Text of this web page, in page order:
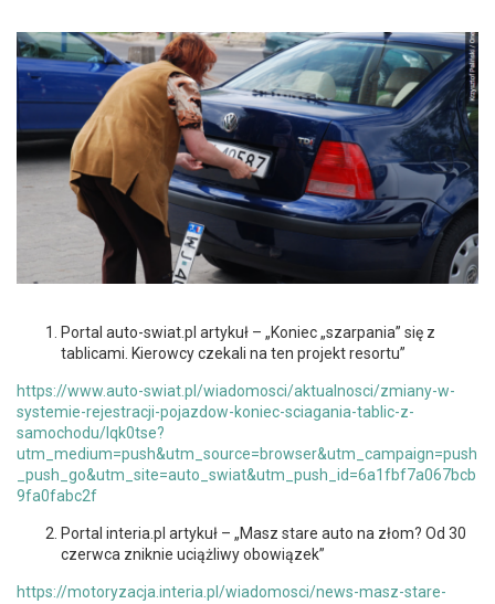
Portal auto-swiat.pl artykuł – „Koniec „szarpania” się z
tablicami. Kierowcy czekali na ten projekt resortu”
https://www.auto-swiat.pl/wiadomosci/aktualnosci/zmiany-w-
systemie-rejestracji-pojazdow-koniec-sciagania-tablic-z-
samochodu/lqk0tse?
utm_medium=push&utm_source=browser&utm_campaign=push
_push_go&utm_site=auto_swiat&utm_push_id=6a1fbf7a067bcb
9fa0fabc2f
Portal interia.pl artykuł – „Masz stare auto na złom? Od 30
czerwca zniknie uciążliwy obowiązek”
https://motoryzacja.interia.pl/wiadomosci/news-masz-stare-